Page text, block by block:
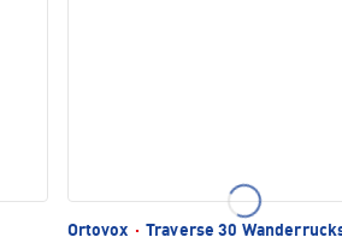
Ortovox · Traverse 30